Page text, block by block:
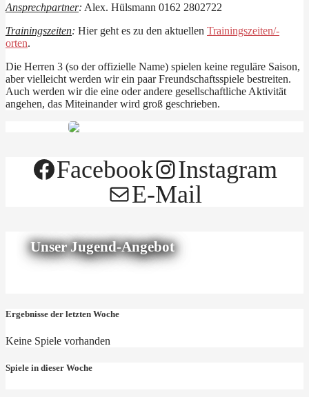
Ansprechpartner: Alex. Hülsmann 0162 2802722
Trainingszeiten: Hier geht es zu den aktuellen Trainingszeiten/-
orten.
Die Herren 3 (so der offizielle Name) spielen keine reguläre Saison,
aber vielleicht werden wir ein paar Freundschaftsspiele bestreiten.
Auch werden wir die eine oder andere gesellschaftliche Aktivität
angehen, das Miteinander wird groß geschrieben.
Facebook
Instagram
E-Mail
Unser Jugend-Angebot
Ergebnisse der letzten Woche
Keine Spiele vorhanden
Spiele in dieser Woche